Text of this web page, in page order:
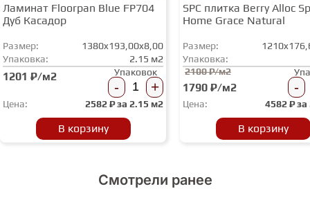
Ламинат Floorpan Blue FP704
Дуб Касадор
Размер:
1380x193,00x8,00
Упаковка:
2.15 м2
1201 ₽/м2 Упаковок
- +
Цена: 2582₽ за 2.15 м2
В корзину
SPC плитка Berry Alloc
Home Grace Natural
Размер:
Упаковка:
2100 ₽/м2
1790 ₽/м2 -
Цена: 4582₽ за
В корзину
Смотрели ранее